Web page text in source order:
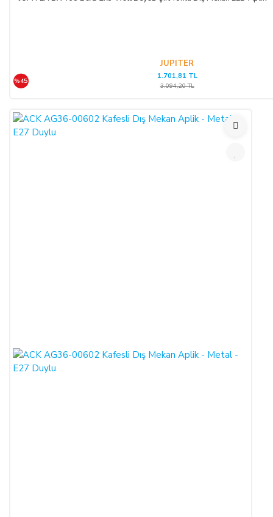
JUPITER
%45
1.701,81 TL
3.094,20 TL